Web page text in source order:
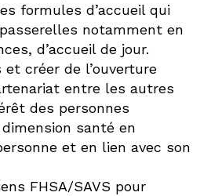
formules d’accueil qui
notamment en
d’accueil de jour.
créer de l’ouverture
entre les autres
des personnes
santé en
et en lien avec son
FHSA/SAVS pour